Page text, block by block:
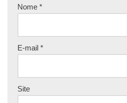
Nome *
E-mail *
Site